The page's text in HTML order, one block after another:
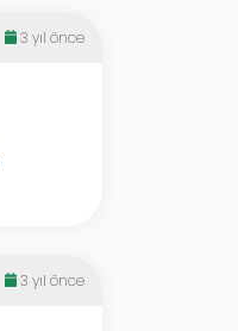
3 yıl önce
3 yıl önce